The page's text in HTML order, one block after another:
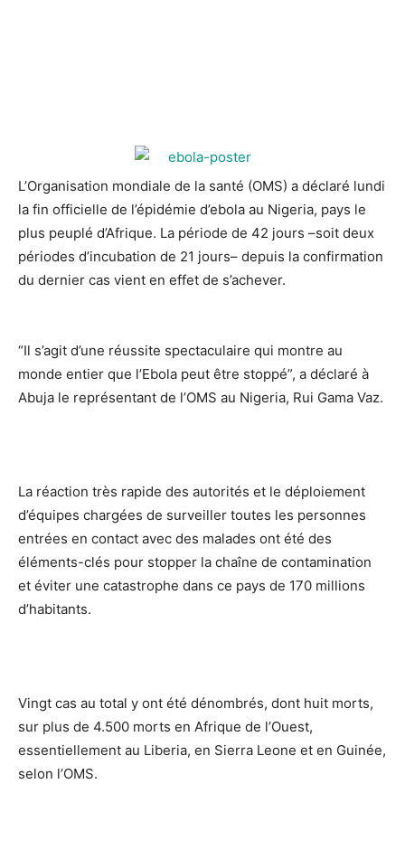
L’Organisation mondiale de la santé (OMS) a déclaré lundi
la fin officielle de l’épidémie d’ebola au Nigeria, pays le
plus peuplé d’Afrique. La période de 42 jours –soit deux
périodes d’incubation de 21 jours– depuis la confirmation
du dernier cas vient en effet de s’achever.
“Il s’agit d’une réussite spectaculaire qui montre au
monde entier que l’Ebola peut être stoppé”, a déclaré à
Abuja le représentant de l’OMS au Nigeria, Rui Gama Vaz.
La réaction très rapide des autorités et le déploiement
d’équipes chargées de surveiller toutes les personnes
entrées en contact avec des malades ont été des
éléments-clés pour stopper la chaîne de contamination
et éviter une catastrophe dans ce pays de 170 millions
d’habitants.
Vingt cas au total y ont été dénombrés, dont huit morts,
sur plus de 4.500 morts en Afrique de l’Ouest,
essentiellement au Liberia, en Sierra Leone et en Guinée,
selon l’OMS.